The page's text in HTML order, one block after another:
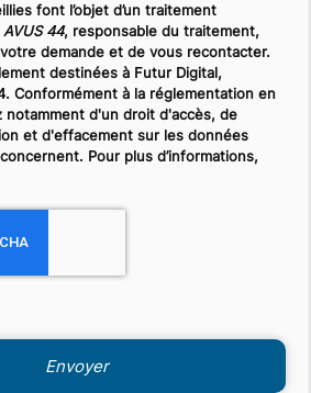
font l’objet d’un traitement
AVUS 44, responsable du traitement,
demande et de vous recontacter.
destinées à Futur Digital,
Conformément à la réglementation en
notamment d'un droit d'accès, de
et d'effacement sur les données
Pour plus d’informations,